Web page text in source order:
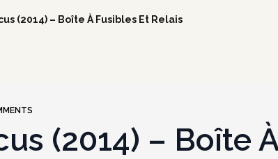
(2014) – Boîte À Fusibles Et Relais
(2014) – Boîte